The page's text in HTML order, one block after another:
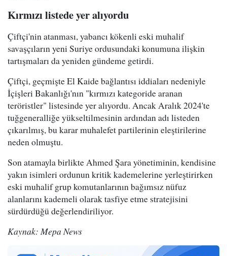
Kırmızı listede yer alıyordu
Çiftçi'nin atanması, yabancı kökenli eski muhalif
savaşçıların yeni Suriye ordusundaki konumuna ilişkin
tartışmaları da yeniden gündeme getirdi.
Çiftçi, geçmişte El Kaide bağlantısı iddiaları nedeniyle
İçişleri Bakanlığı'nın "kırmızı kategoride aranan
teröristler" listesinde yer alıyordu. Ancak Aralık 2024'te
tuğgeneralliğe yükseltilmesinin ardından adı listeden
çıkarılmış, bu karar muhalefet partilerinin eleştirilerine
neden olmuştu.
Son atamayla birlikte Ahmed Şara yönetiminin, kendisine
yakın isimleri ordunun kritik kademelerine yerleştirirken
eski muhalif grup komutanlarının bağımsız nüfuz
alanlarını kademeli olarak tasfiye etme stratejisini
sürdürdüğü değerlendiriliyor.
Kaynak: Mepa News